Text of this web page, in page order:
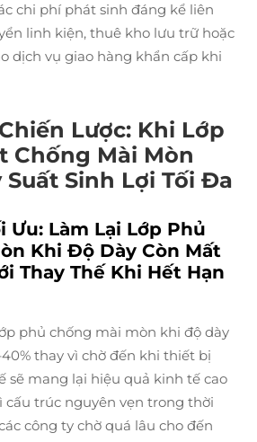
chi phí phát sinh đáng kể liên
linh kiện, thuê kho lưu trữ hoặc
dịch vụ giao hàng khẩn cấp khi
Lược: Khi Lớp
Chống Mài Mòn
Sinh Lợi Tối Đa
Ưu: Làm Lại Lớp Phủ
Khi Độ Dày Còn Mất
Thay Thế Khi Hết Hạn
phủ chống mài mòn khi độ dày
thay vì chờ đến khi thiết bị
sẽ mang lại hiệu quả kinh tế cao
cấu trúc nguyên vẹn trong thời
công ty chờ quá lâu cho đến